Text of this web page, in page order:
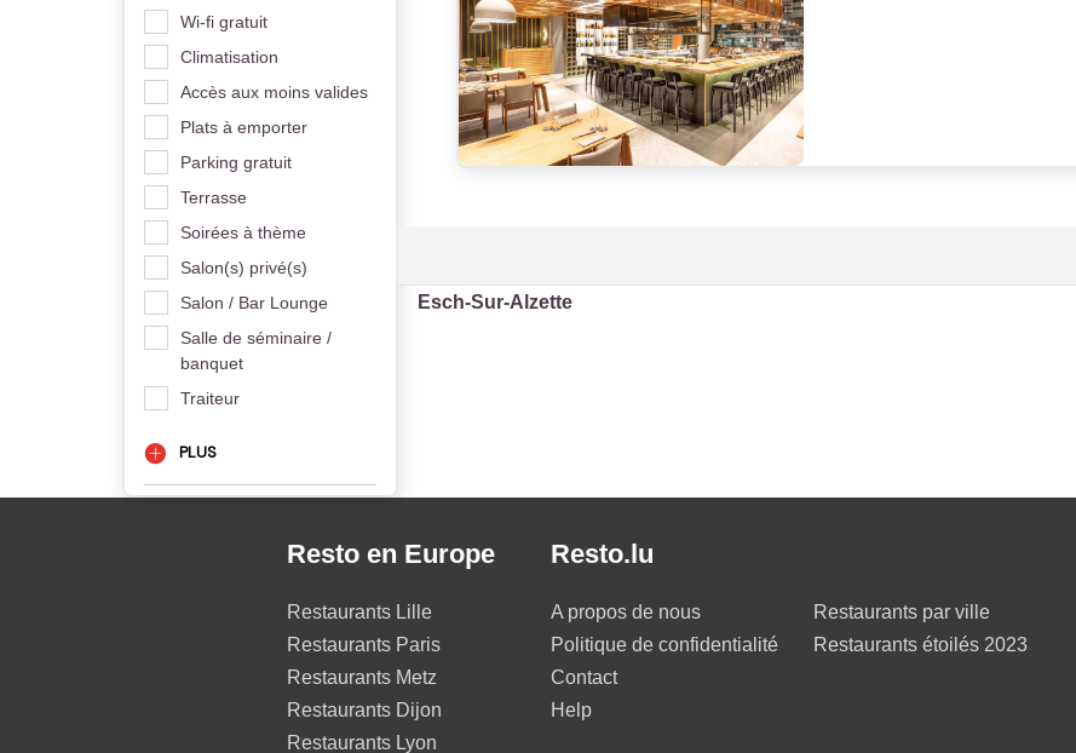
Wi-fi gratuit
Climatisation
Accès aux moins valides
Plats à emporter
Parking gratuit
Terrasse
Soirées à thème
Salon(s) privé(s)
Salon / Bar Lounge
Salle de séminaire /
banquet
Traiteur
PLUS
Esch-Sur-Alzette
Resto en Europe
Restaurants Lille
Restaurants Paris
Restaurants Metz
Restaurants Dijon
Restaurants Lyon
Resto.lu
A propos de nous
Politique de confidentialité
Contact
Help
Restaurants par ville
Restaurants étoilés 2023